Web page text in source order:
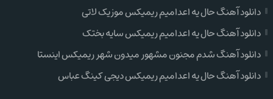
دانلود آهنگ حال یه اعدامیم ریمیکس موزیک لاتی
دانلود آهنگ حال یه اعدامیم ریمیکس سایه بختک
دانلود آهنگ شدم مجنون مشهور میدون شهر ریمیکس اینستا
دانلود آهنگ حال یه اعدامیم ریمیکس دیجی کینگ عباس